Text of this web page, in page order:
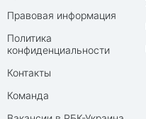
Правовая информация
Политика
конфиденциальности
Контакты
Команда